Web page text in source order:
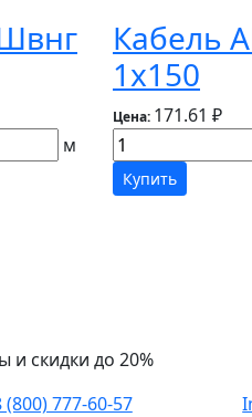
м
Кабель
1х150
Цена: 171.61 ₽
Купить
и скидки до 20%
(800) 777-60-57